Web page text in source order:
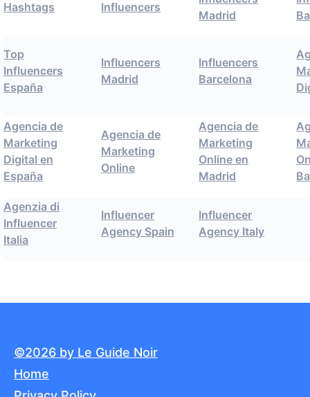
Hashtags
Influencers
Madrid
Top
Influencers
España
Influencers
Madrid
Influencers
Barcelona
Agencia de
Marketing
Digital en
España
Agencia de
Marketing
Online
Agencia de
Marketing
Online en
Madrid
Agenzia di
Influencer
Italia
Influencer
Agency Spain
Influencer
Agency Italy
©2026 by Le Guide Noir
Home